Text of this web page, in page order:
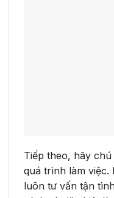
Tiếp theo, hãy
quá trình làm việc.
luôn tư vấn tận